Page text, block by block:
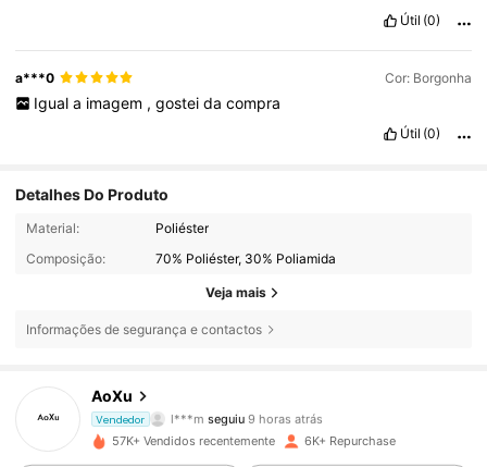
Útil (0)
a***0 Cor: Borgonha
Igual a imagem , gostei da compra
Útil (0)
Detalhes Do Produto
Material:
Poliéster
Composição:
70% Poliéster, 30% Poliamida
Veja mais
Informações de segurança e contactos
AoXu
Vendedor l***m seguiu 9 horas atrás
j***0está a navegar
2.6K Seguidores
57K+ Vendidos recentemente 6K+ Repurchase